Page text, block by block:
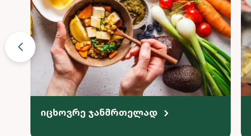
იცხოვრე ჯანმრთელად